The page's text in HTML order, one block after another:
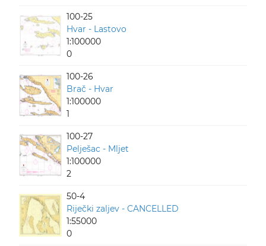
100-25
Hvar - Lastovo
1:100000
0
100-26
Brač - Hvar
1:100000
1
100-27
Pelješac - Mljet
1:100000
2
50-4
Riječki zaljev - CANCELLED
1:55000
0